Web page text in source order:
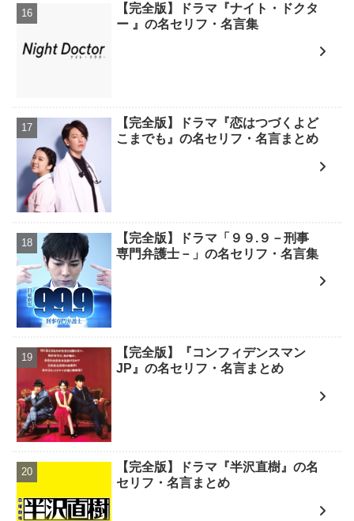
【完全版】ドラマ『ナイト・ドクタ
ー 』の名セリフ・名言集
【完全版】ドラマ『恋はつづくよど
こまでも』の名セリフ・名言まとめ
【完全版】ドラマ「９９.９－刑事
専門弁護士－」の名セリフ・名言集
【完全版】『コンフィデンスマン
JP』の名セリフ・名言まとめ
【完全版】ドラマ『半沢直樹』の名
セリフ・名言まとめ